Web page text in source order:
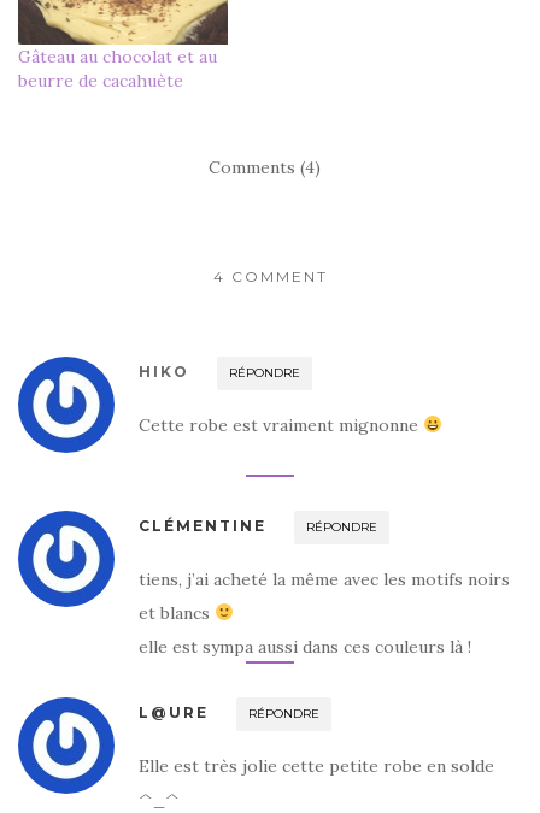
Gâteau au chocolat et au
beurre de cacahuète
Comments (4)
4 COMMENT
HIKO RÉPONDRE
Cette robe est vraiment mignonne
CLÉMENTINE RÉPONDRE
tiens, j’ai acheté la même avec les motifs noirs
et blancs
elle est sympa aussi dans ces couleurs là !
L@URE RÉPONDRE
Elle est très jolie cette petite robe en solde
^_^